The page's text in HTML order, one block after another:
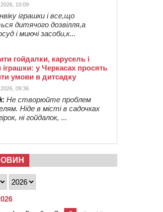
10:09
іграшки і все,що
дитячого дозвілля,а
і миючі засоби,к...
гойдалки, карусель і
іграшки: у Черкасах просять
умови в дитсадку
09:36
Не створюйте проблем
Ніде в місті в садочках
ні гойдалок, ...